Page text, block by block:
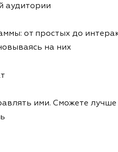
аудитории
от простых до
на них
ими. Сможете